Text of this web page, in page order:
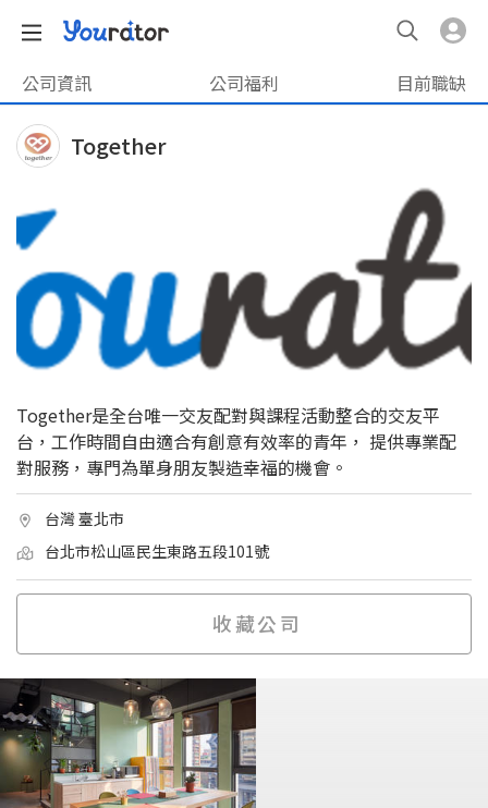
公司資訊 公司福利 目前職缺
Together
Together是全台唯一交友配對與課程活動整合的交友平
台，工作時間自由適合有創意有效率的青年， 提供專業配
對服務，專門為單身朋友製造幸福的機會。
台灣 臺北市
台北市松山區民生東路五段101號
收藏公司